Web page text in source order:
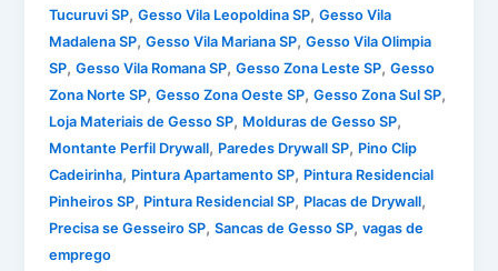
Tucuruvi SP,Gesso Vila Leopoldina SP,Gesso Vila
Madalena SP,Gesso Vila Mariana SP,Gesso Vila Olimpia
SP,Gesso Vila Romana SP,Gesso Zona Leste SP,Gesso
Zona Norte SP,Gesso Zona Oeste SP,Gesso Zona Sul SP,
Loja Materiais de Gesso SP, Molduras de Gesso SP,
Montante Perfil Drywall, Paredes Drywall SP, Pino Clip
Cadeirinha, Pintura Apartamento SP, Pintura Residencial
Pinheiros SP, Pintura Residencial SP, Placas de Drywall,
Precisa se Gesseiro SP,Sancas de Gesso SP,vagas de
emprego